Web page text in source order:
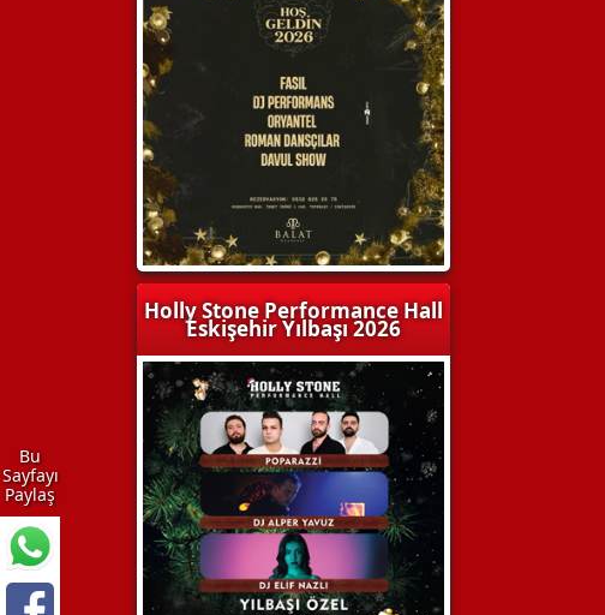
Holly Stone Performance Hall
Eskişehir Yılbaşı 2026
Bu
Sayfayı
Paylaş